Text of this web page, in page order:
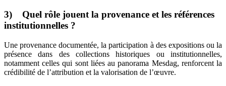
3) Quel rôle jouent la provenance et les références
institutionnelles ?
Une provenance documentée, la participation à des expositions ou la
présence dans des collections historiques ou institutionnelles,
notamment celles qui sont liées au panorama Mesdag, renforcent la
crédibilité de l’attribution et la valorisation de l’œuvre.